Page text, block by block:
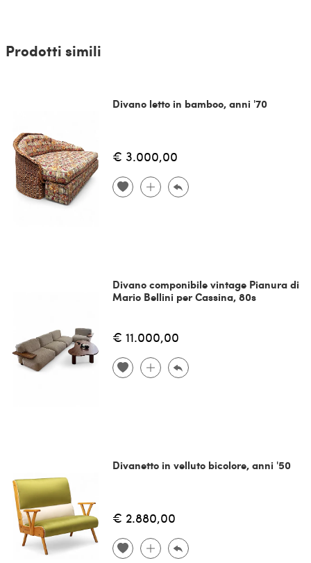
Prodotti simili
Divano letto in bamboo, anni '70
€ 3.000,00
Divano componibile vintage Pianura di
Mario Bellini per Cassina, 80s
€ 11.000,00
Divanetto in velluto bicolore, anni '50
€ 2.880,00